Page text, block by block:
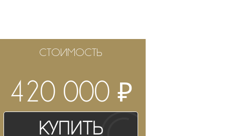
СТОИМОСТЬ
420 000 ₽
Купить